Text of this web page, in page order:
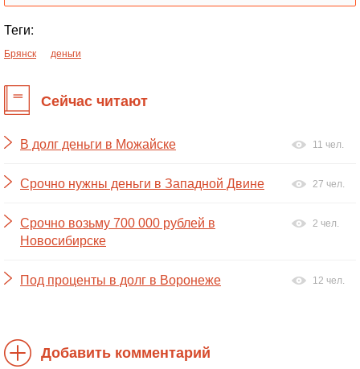
Теги:
Брянск деньги
Сейчас читают
В долг деньги в Можайске 11 чел.
Срочно нужны деньги в Западной Двине 27 чел.
Срочно возьму 700 000 рублей в
Новосибирске
2 чел.
Под проценты в долг в Воронеже 12 чел.
Добавить комментарий